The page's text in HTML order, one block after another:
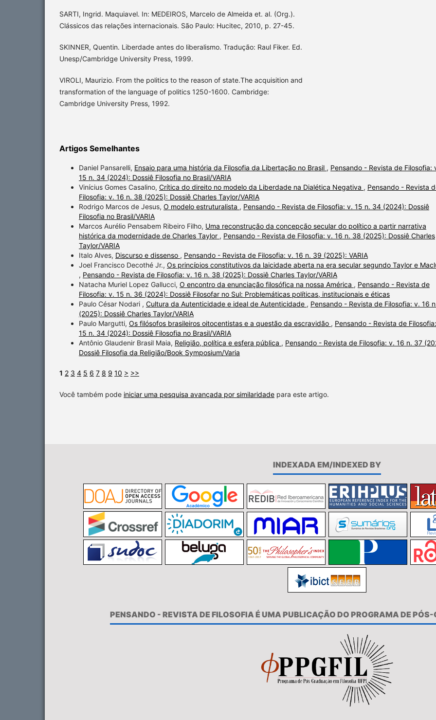
SARTI, Ingrid. Maquiavel. In: MEDEIROS, Marcelo de Almeida et. al. (Org.).
Clássicos das relações internacionais. São Paulo: Hucitec, 2010, p. 27-45.
SKINNER, Quentin. Liberdade antes do liberalismo. Tradução: Raul Fiker. Ed.
Unesp/Cambridge University Press, 1999.
VIROLI, Maurizio. From the politics to the reason of state.The acquisition and
transformation of the language of politics 1250-1600. Cambridge:
Cambridge University Press, 1992.
Artigos Semelhantes
Daniel Pansarelli, Ensaio para uma história da Filosofia da Libertação no Brasil , Pensando - Revista de Filosofia:
15 n. 34 (2024): Dossiê Filosofia no Brasil/VARIA
Vinícius Gomes Casalino, Crítica do direito no modelo da Liberdade na Dialética Negativa , Pensando - Revista
Filosofia: v. 16 n. 38 (2025): Dossiê Charles Taylor/VARIA
Rodrigo Marcos de Jesus, O modelo estruturalista , Pensando - Revista de Filosofia: v. 15 n. 34 (2024): Dossiê
Filosofia no Brasil/VARIA
Marcos Aurélio Pensabem Ribeiro Filho, Uma reconstrução da concepção secular do político a partir narrativa
histórica da modernidade de Charles Taylor , Pensando - Revista de Filosofia: v. 16 n. 38 (2025): Dossiê Charles
Taylor/VARIA
Italo Alves, Discurso e dissenso , Pensando - Revista de Filosofia: v. 16 n. 39 (2025): VARIA
Joel Francisco Decothé Jr., Os princípios constitutivos da laicidade aberta na era secular segundo Taylor e
, Pensando - Revista de Filosofia: v. 16 n. 38 (2025): Dossiê Charles Taylor/VARIA
Natacha Muriel Lopez Gallucci, O encontro da enunciação filosófica na nossa América , Pensando - Revista de
Filosofia: v. 15 n. 36 (2024): Dossiê Filosofar no Sul: Problemáticas políticas, institucionais e éticas
Paulo César Nodari , Cultura da Autenticidade e ideal de Autenticidade , Pensando - Revista de Filosofia: v. 16
(2025): Dossiê Charles Taylor/VARIA
Paulo Margutti, Os filósofos brasileiros oitocentistas e a questão da escravidão , Pensando - Revista de
15 n. 34 (2024): Dossiê Filosofia no Brasil/VARIA
Antônio Glaudenir Brasil Maia, Religião, política e esfera pública , Pensando - Revista de Filosofia: v. 16 n. 37
Dossiê Filosofia da Religião/Book Symposium/Varia
1 2 3 4 5 6 7 8 9 10 > >>
Você também pode iniciar uma pesquisa avançada por similaridade para este artigo.
INDEXADA EM/INDEXED BY
PENSANDO - REVISTA DE FILOSOFIA É UMA PUBLICAÇÃO DO PROGRAMA DE